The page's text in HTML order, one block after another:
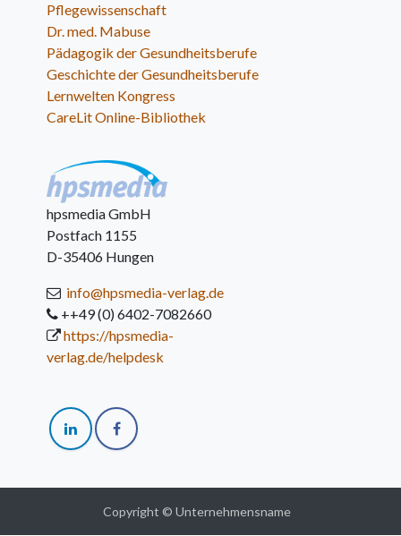
Pflegewissenschaft
Dr. med. Mabuse
Pädagogik der Gesundheitsberufe
Geschichte der Gesundheitsberufe
Lernwelten Kongress
CareLit Online-Bibliothek
hpsmedia GmbH
Postfach 1155
D-35406 Hungen
info@hpsmedia-verlag.de
++49 (0) 6402-7082660
https://hpsmedia-
verlag.de/helpdesk
Copyright © Unternehmensname